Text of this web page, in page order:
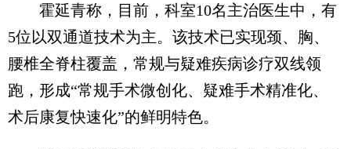
霍延青称，目前，科室10名主治医生中，有
5位以双通道技术为主。该技术已实现颈、胸、
腰椎全脊柱覆盖，常规与疑难疾病诊疗双线领
跑，形成“常规手术微创化、疑难手术精准化、
术后康复快速化”的鲜明特色。